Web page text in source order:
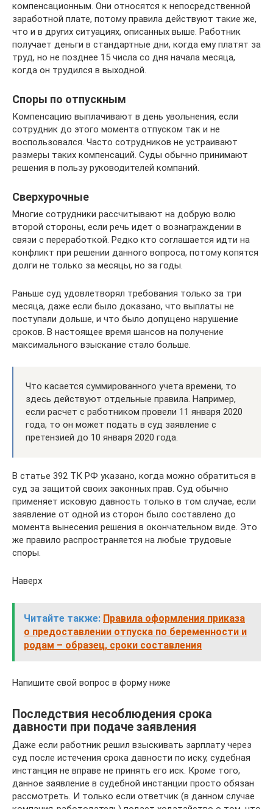
компенсационным. Они относятся к непосредственной
заработной плате, потому правила действуют такие же,
что и в других ситуациях, описанных выше. Работник
получает деньги в стандартные дни, когда ему платят за
труд, но не позднее 15 числа со дня начала месяца,
когда он трудился в выходной.
Споры по отпускным
Компенсацию выплачивают в день увольнения, если
сотрудник до этого момента отпуском так и не
воспользовался. Часто сотрудников не устраивают
размеры таких компенсаций. Суды обычно принимают
решения в пользу руководителей компаний.
Сверхурочные
Многие сотрудники рассчитывают на добрую волю
второй стороны, если речь идет о вознаграждении в
связи с переработкой. Редко кто соглашается идти на
конфликт при решении данного вопроса, потому копятся
долги не только за месяцы, но за годы.
Раньше суд удовлетворял требования только за три
месяца, даже если было доказано, что выплаты не
поступали дольше, и что было допущено нарушение
сроков. В настоящее время шансов на получение
максимального взыскание стало больше.
Что касается суммированного учета времени, то
здесь действуют отдельные правила. Например,
если расчет с работником провели 11 января 2020
года, то он может подать в суд заявление с
претензией до 10 января 2020 года.
В статье 392 ТК РФ указано, когда можно обратиться в
суд за защитой своих законных прав. Суд обычно
применяет исковую давность только в том случае, если
заявление от одной из сторон было составлено до
момента вынесения решения в окончательном виде. Это
же правило распространяется на любые трудовые
споры.
Наверх
Читайте также: Правила оформления приказа
о предоставлении отпуска по беременности и
родам – образец, сроки составления
Напишите свой вопрос в форму ниже
Последствия несоблюдения срока
давности при подаче заявления
Даже если работник решил взыскивать зарплату через
суд после истечения срока давности по иску, судебная
инстанция не вправе не принять его иск. Кроме того,
данное заявление в судебной инстанции просто обязан
рассмотреть. И только если ответчик (в данном случае